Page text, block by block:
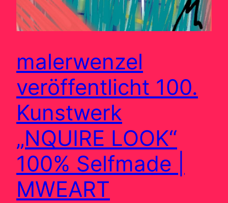
malerwenzel
veröffentlicht 100.
Kunstwerk
„NQUIRE LOOK“
100% Selfmade |
MWEART